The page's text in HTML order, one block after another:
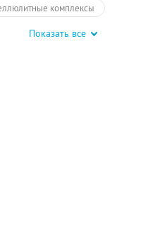
комплексы
тела
Показать все